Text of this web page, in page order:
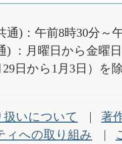
通)：午前8時30分～
) ：月曜日から金曜
日から1月3日）を
いについて
著
ィへの取り組み